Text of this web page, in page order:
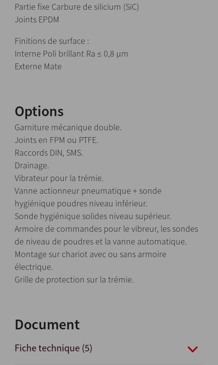
Partie fixe Carbure de silicium (SiC)
Joints EPDM
Finitions de surface :
Interne Poli brillant Ra ≤ 0,8 μm
Externe Mate
Options
Garniture mécanique double.
Joints en FPM ou PTFE.
Raccords DIN, SMS.
Drainage.
Vibrateur pour la trémie.
Vanne actionneur pneumatique + sonde
hygiénique poudres niveau inférieur.
Sonde hygiénique solides niveau supérieur.
Armoire de commandes pour le vibreur, les sondes
de niveau de poudres et la vanne automatique.
Montage sur chariot avec ou sans armoire
électrique.
Grille de protection sur la trémie.
Document
Fiche technique (5)